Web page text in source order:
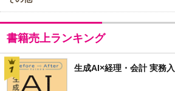
書籍売上ランキング
生成AI×経理・会計 実務